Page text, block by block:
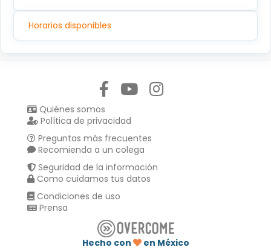
Horarios disponibles
Quiénes somos
Política de privacidad
Preguntas más frecuentes
Recomienda a un colega
Seguridad de la información
Como cuidamos tus datos
Condiciones de uso
Prensa
Hecho con en México